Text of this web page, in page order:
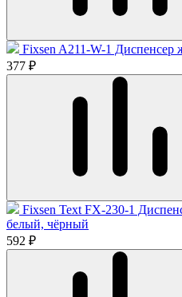
Fixsen A211-W-1 Диспенсер
377 ₽
Fixsen Text FX-230-1
белый, чёрный
592 ₽